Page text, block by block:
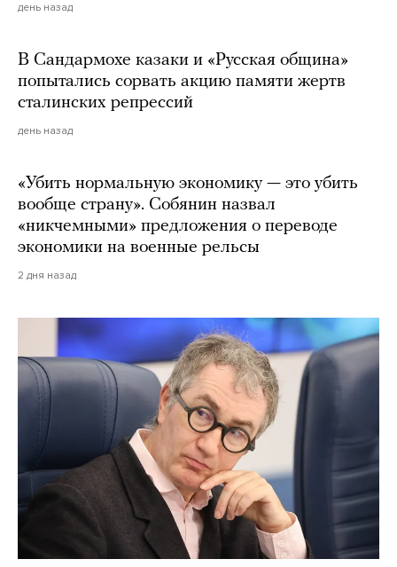
день назад
В Сандармохе казаки и «Русская община»
попытались сорвать акцию памяти жертв
сталинских репрессий
день назад
«Убить нормальную экономику — это убить
вообще страну». Собянин назвал
«никчемными» предложения о переводе
экономики на военные рельсы
2 дня назад